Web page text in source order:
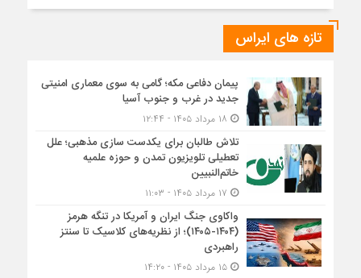
تازه های ایراس
پیمان دفاعی مکه؛ گامی به سوی معماری امنیتی
جدید در غرب و جنوب آسیا
تلاش طالبان برای یکدست سازی مذهبی؛ علل
تعطیلی تلویزیون تمدن و حوزه علمیه
خاتم‌النبیین
واکاوی جنگ ایران و آمریکا در تنگه هرمز
(۱۴۰۴-۱۴۰۵)؛ از نظریه‌های کلاسیک تا سنتز
راهبردی
۱۵ مرداد ۱۴۰۵ - ۱۴:۲۰